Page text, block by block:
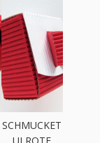
SCHMUCKET